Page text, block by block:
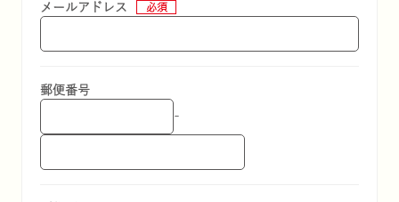
炊きこみごはんの素
社会への取り組
メールアドレス
郵便番号
-